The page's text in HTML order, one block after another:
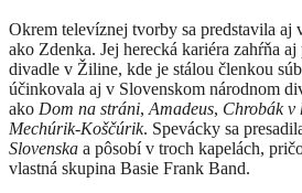
Okrem televíznej tvorby sa predstavila aj
ako Zdenka. Jej herecká kariéra zahŕňa
divadle v Žiline, kde je stálou členkou
účinkovala aj v Slovenskom národnom
ako Dom na stráni, Amadeus, Chrobák v
Mechúrik-Koščúrik. Spevácky sa
Slovenska a pôsobí v troch kapelách,
vlastná skupina Basie Frank Band.